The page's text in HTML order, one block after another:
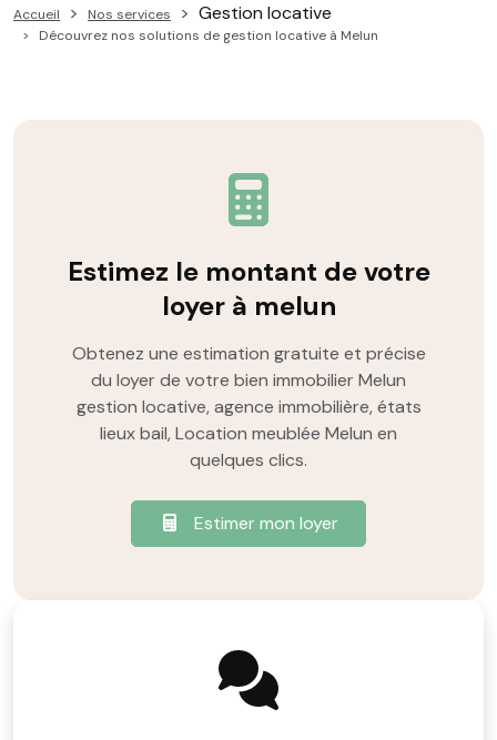
Accueil Nos services Gestion locative
Découvrez nos solutions de gestion locative à Melun
Estimez le montant de votre
loyer à melun
Obtenez une estimation gratuite et précise
du loyer de votre bien immobilier Melun
gestion locative, agence immobilière, états
lieux bail, Location meublée Melun en
quelques clics.
Estimer mon loyer